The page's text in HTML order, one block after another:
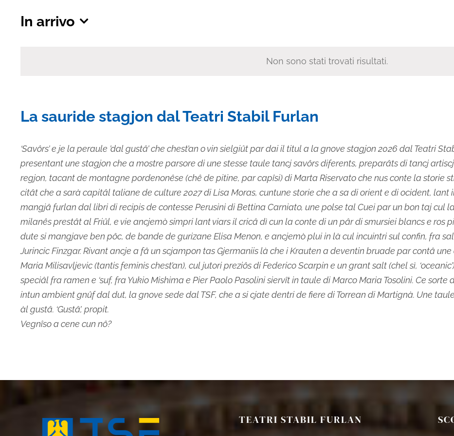
Notice
Non sono stati trovati risultati.
In arrivo
La sauride stagjon dal Teatri Stabil Furlan
‘Savôrs’ e je la peraule ’dal gustâ’ che chest’an o vin sielgiût par dai il titul a la gnove stagjon 2026 dal Teatri
presentant une stagjon che a mostre parsore di une stesse taule tancj savôrs diferents, preparâts di tancj
regjon, tacant de montagne pordenonêse (chê de pitine, par capîsi) di Marta Riservato che nus conte la storie
citât che a sarà capitâl taliane de culture 2027 di Lisa Moras, cuntune storie che a sa di orient e di ocident,
mangjâ furlan dal libri di recipis de contesse Perusini di Bettina Carniato, une polse tal Cuei par un bon taj cul
milanês prestât al Friûl, e vie ancjemò simpri lant viars il cricâ dì cun la conte di un pâr di smursiei blancs e ros
dute si mangjave ben pôc, de bande de gurizane Elisa Menon, e ancjemò plui in là cul incuintri sul confin, fra
Jurincic Finzgar. Rivant ancje a fâ un scjampon tas Gjermaniis là che i Krauten a deventin bruade par contâ
Maria Milisavljevic (tantis feminis chest’an), cul jutori preziôs di Federico Scarpin e un grant salt (chel sì,
speciâl fra ramen e ‘suf, fra Yukio Mishima e Pier Paolo Pasolini siervît in taule di Marco Maria Tosolini. Ce
intun ambient gnûf dal dut, la gnove sede dal TSF, che a si cjate dentri de fiere di Torrean di Martignà. Une
àl gustâ. ‘Gustâ’, propit.
Vegnîso a cene cun nô?
TEATRI STABIL FURLAN